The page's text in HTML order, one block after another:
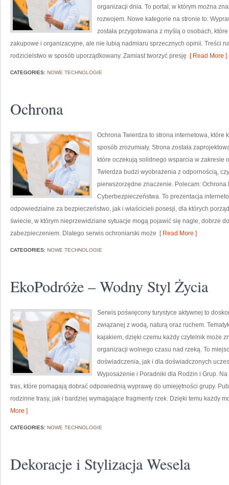
organizacji dnia. To portal, w którym można
rozwojem. Nowe kategorie na stronie to:
została przygotowana z myślą o osobach,
zakupowe i organizacyjne, ale nie lubią nadmiaru sprzecznych opinii. Treści
rodzicielstwo w sposób uporządkowany. Zamiast tworzyć presję [ Read More ]
CATEGORIES: NOWE TECHNOLOGIE
Ochrona
Ochrona Twierdza to strona internetowa,
sposób zrozumiały. Strona została
które oczekują solidnego wsparcia w zakresie
Twierdza budzi wyobrażenia z odpornością,
pierwszorzędne znaczenie. Polecam:
Cyberbezpieczeństwa. To prezentacja
odpowiedzialne za bezpieczeństwo, jak i właścicieli posesji, dla których
świecie, w którym nieprzewidziane sytuacje mogą pojawić się nagle, dobrze
zabezpieczeniem. Dlatego serwis ochroniarski może [ Read More ]
CATEGORIES: NOWE TECHNOLOGIE
EkoPodróże – Wodny Styl Życia
Serwis poświęcony turystyce aktywnej to
związanej z wodą, naturą oraz ruchem.
kajakiem, dzięki czemu każdy czytelnik może
organizacji wolnego czasu nad rzeką. To
doświadczenia, jak i dla doświadczonych
Wyposażenie i Poradniki dla Rodzin i Grup.
tras, które pomagają dobrać odpowiednią wyprawę do umiejętności grupy.
rodzinne trasy, jak i bardziej wymagające fragmenty rzek. Dzięki temu każdy
More ]
CATEGORIES: NOWE TECHNOLOGIE
Dekoracje i Stylizacja Wesela